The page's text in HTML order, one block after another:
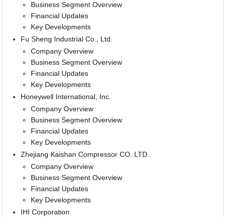
Business Segment Overview
Financial Updates
Key Developments
Fu Sheng Industrial Co., Ltd.
Company Overview
Business Segment Overview
Financial Updates
Key Developments
Honeywell International, Inc.
Company Overview
Business Segment Overview
Financial Updates
Key Developments
Zhejiang Kaishan Compressor CO. LTD.
Company Overview
Business Segment Overview
Financial Updates
Key Developments
IHI Corporation